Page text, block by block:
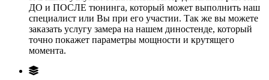
ДО и ПОСЛЕ тюнинга, который может выполнить наш
специалист или Вы при его участии. Так же вы можете
заказать услугу замера на нашем диностенде, который
точно покажет параметры мощности и крутящего
момента.